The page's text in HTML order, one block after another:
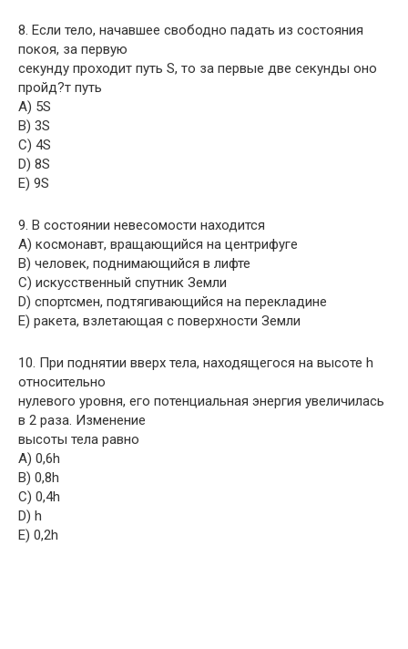
8. Если тело, начавшее свободно падать из состояния
покоя, за первую
секунду проходит путь S, то за первые две секунды оно
пройд?т путь
A) 5S
B) 3S
C) 4S
D) 8S
E) 9S
9. В состоянии невесомости находится
A) космонавт, вращающийся на центрифуге
B) человек, поднимающийся в лифте
C) искусственный спутник Земли
D) спортсмен, подтягивающийся на перекладине
E) ракета, взлетающая с поверхности Земли
10. При поднятии вверх тела, находящегося на высоте h
относительно
нулевого уровня, его потенциальная энергия увеличилась
в 2 раза. Изменение
высоты тела равно
A) 0,6h
B) 0,8h
C) 0,4h
D) h
E) 0,2h